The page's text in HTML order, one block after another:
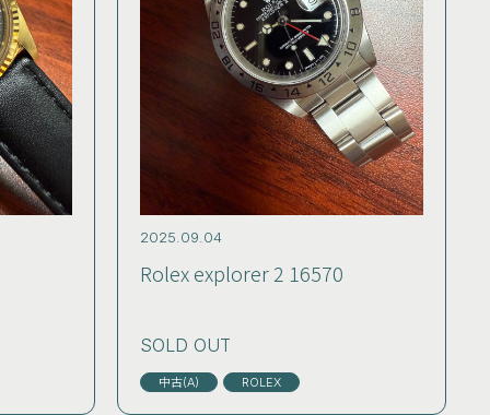
2025.09.04
Rolex explorer 2 16570
SOLD OUT
中古(A) ROLEX